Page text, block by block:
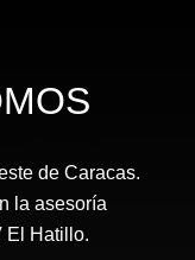
de Caracas.
la asesoría
El Hatillo.